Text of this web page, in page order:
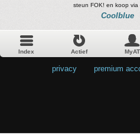
steun FOK! en koop
Coolblue
Index Actief MyAT
privacy premium